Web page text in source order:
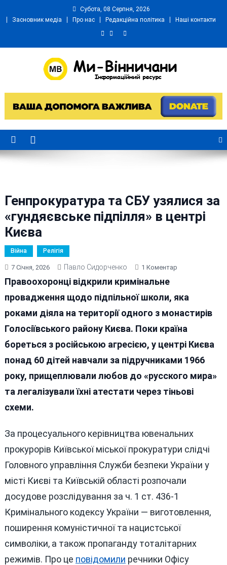
Субота, 08 Серпня, 2026
Засновник медіа
Про нас Редакційна політика Наші контакти
Ми Вінничани
Генпрокуратура та СБУ узялися за
«гундяєвське підпілля» в центрі
Києва
Війна Релігія
7 Січня, 2026 Павло Сидорченко 1 КоментарДо
СБУ
Узялися
За
Підпілля»
В
Правоохоронці відкрили кримінальне
провадження щодо підпільної школи, яка
роками діяла на території одного з монастирів
Голосіївського району Києва. Поки країна
бореться з російською агресією, у центрі Києва
понад 60 дітей навчали за підручниками 1966
року, прищеплювали любов до «русского мира»
та легалізували їхні атестати через тіньові
схеми.
За процесуального керівництва ювенальних
прокурорів Київської міської прокуратури слідчі
Головного управління Служби безпеки України у
місті Києві та Київській області розпочали
досудове розслідування за ч. 1 ст. 436-1
Кримінального кодексу України — виготовлення,
поширення комуністичної та нацистської
символіки, а також пропаганду тоталітарних
режимів. Про це повідомили речники Офісу